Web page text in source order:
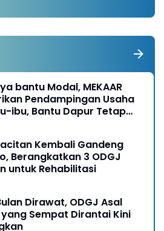
bantu Modal, MEKAAR
Pendampingan Usaha
ibu, Bantu Dapur Tetap
Kembali Gandeng
Berangkatkan 3 ODGJ
untuk Rehabilitasi
Dirawat, ODGJ Asal
Sempat Dirantai Kini